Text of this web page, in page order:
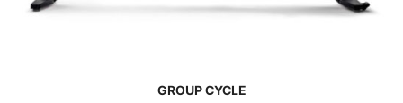
GROUP CYCLE